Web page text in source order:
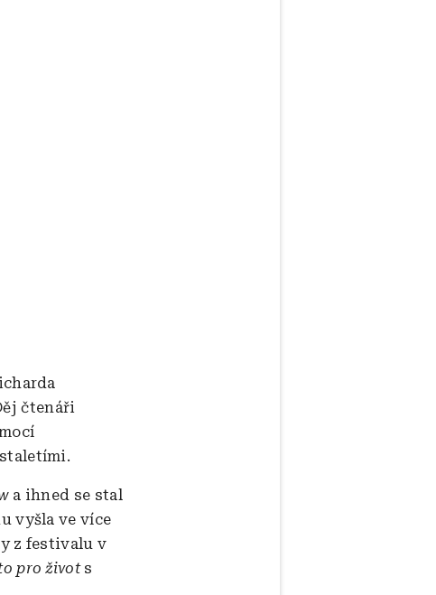
čtenáři
a ihned se stal
vyšla ve více
z festivalu v
pro živots